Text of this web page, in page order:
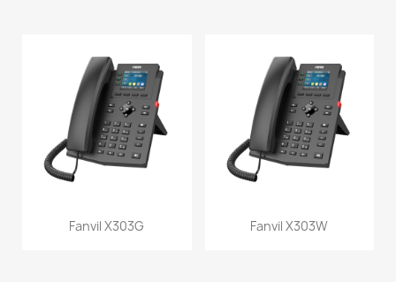
Fanvil X303G Fanvil X303W